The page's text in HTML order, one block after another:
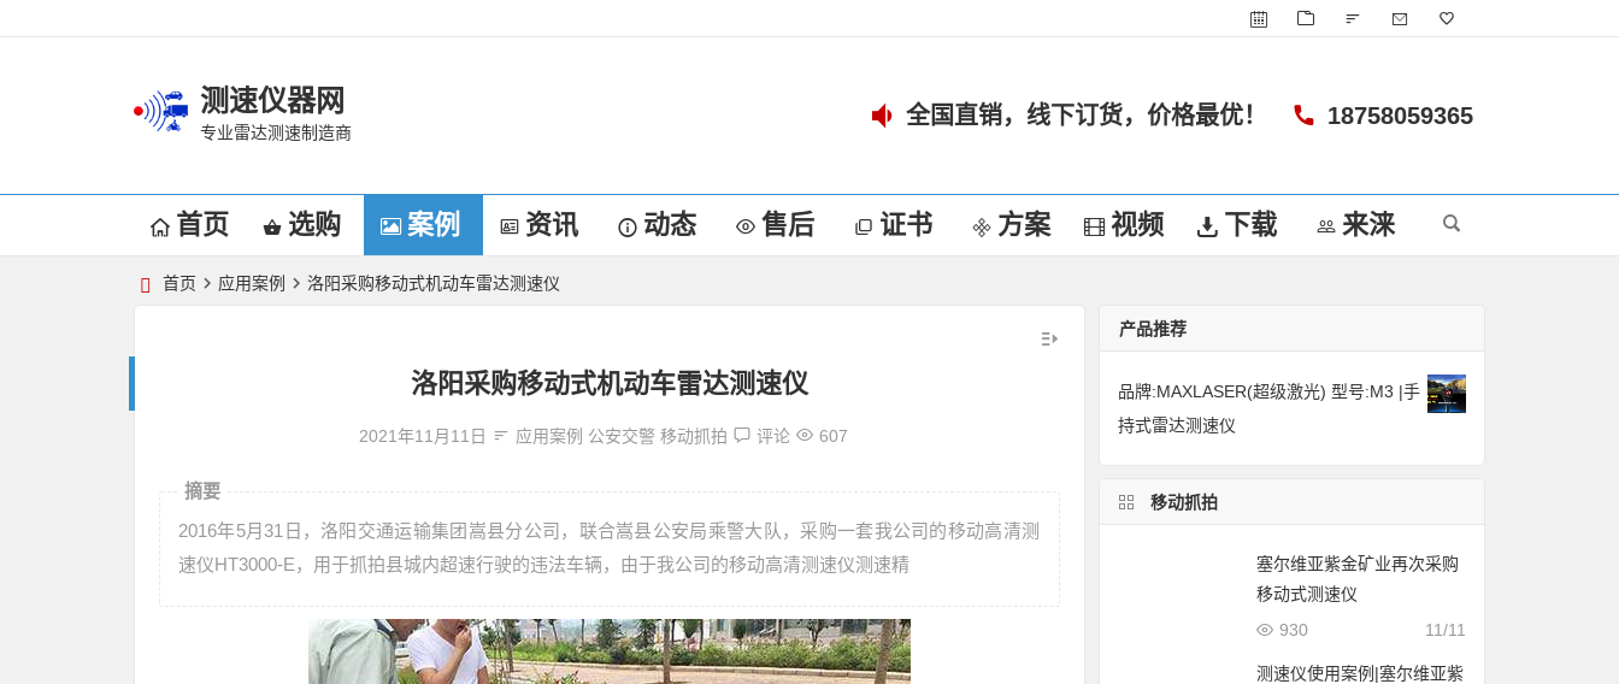
测速仪器网
专业雷达测速制造商
18758059365
全国直销，线下订货，价格最优！
首页 选购 案例 资讯 动态 售后 证书 方案 视频 下载 来涞
首页 应用案例 洛阳采购移动式机动车雷达测速仪
洛阳采购移动式机动车雷达测速仪
2021年11月11日 应用案例 公安交警 移动抓拍 评论 607
摘要
2016年5月31日，洛阳交通运输集团嵩县分公司，联合嵩县公安局乘警大队，采购一套我公司的移动高清测
速仪HT3000-E，用于抓拍县城内超速行驶的违法车辆，由于我公司的移动高清测速仪测速精
产品推荐
品牌:MAXLASER(超级激光) 型号:M3 |手
持式雷达测速仪
移动抓拍
塞尔维亚紫金矿业再次采购
移动式测速仪
11/11
930
测速仪使用案例|塞尔维亚紫